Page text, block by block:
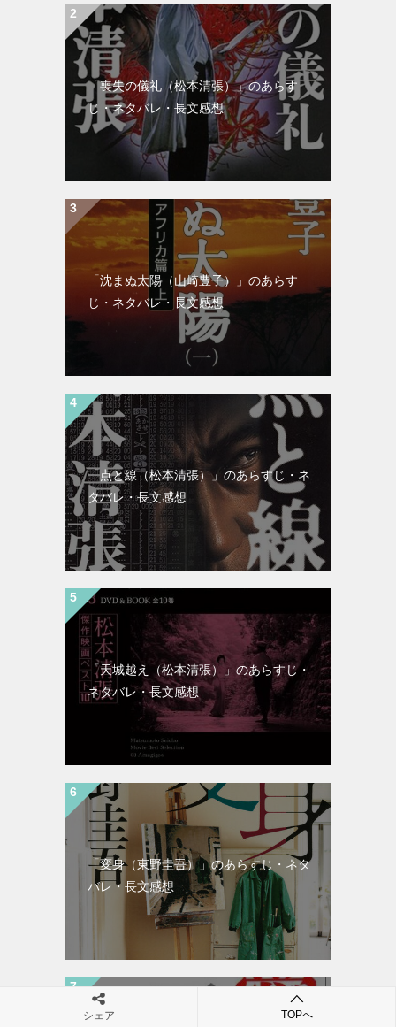
「喪失の儀礼（松本清張）」のあらす
じ・ネタバレ・長文感想
「沈まぬ太陽（山崎豊子）」のあらす
じ・ネタバレ・長文感想
「点と線（松本清張）」のあらすじ・ネ
タバレ・長文感想
「天城越え（松本清張）」のあらすじ・
ネタバレ・長文感想
「変身（東野圭吾）」のあらすじ・ネタ
バレ・長文感想
シェア TOPへ